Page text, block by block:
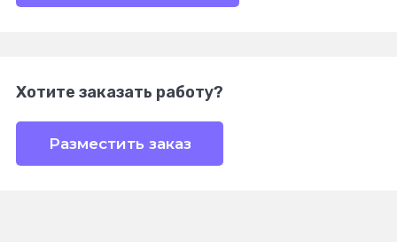
Хотите заказать работу?
Разместить заказ